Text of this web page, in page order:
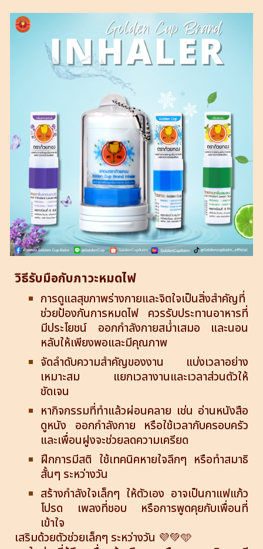
วิธีรับมือกับภาวะหมดไฟ
การดูแลสุขภาพร่างกายและจิตใจเป็นสิ่งสำคัญที่
ช่วยป้องกันการหมดไฟ ควรรับประทานอาหารที่
มีประโยชน์ ออกกำลังกายสม่ำเสมอ และนอน
หลับให้เพียงพอและมีคุณภาพ
จัดลำดับความสำคัญของงาน แบ่งเวลาอย่าง
เหมาะสม แยกเวลางานและเวลาส่วนตัวให้
ชัดเจน
หากิจกรรมที่ทำแล้วผ่อนคลาย เช่น อ่านหนังสือ
ดูหนัง ออกกำลังกาย หรือใช้เวลากับครอบครัว
และเพื่อนฝูงจะช่วยลดความเครียด
ฝึกการมีสติ ใช้เทคนิคหายใจลึกๆ หรือทำสมาธิ
สั้นๆ ระหว่างวัน
สร้างกำลังใจเล็กๆ ให้ตัวเอง อาจเป็นกาแฟแก้ว
โปรด เพลงที่ชอบ หรือการพูดคุยกับเพื่อนที่
เข้าใจ
เสริมด้วยตัวช่วยเล็กๆ ระหว่างวัน 💜💚🩵